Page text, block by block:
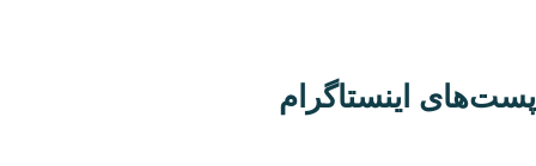
اینستاگرام